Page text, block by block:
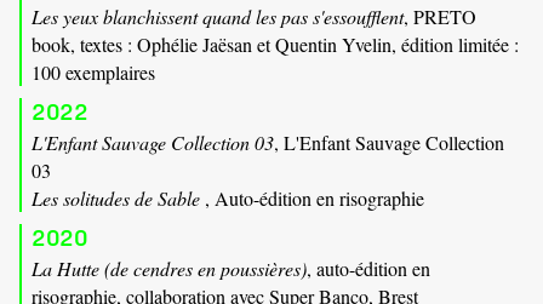
Les yeux blanchissent quand les pas s'essoufflent, PRETO
book, textes : Ophélie Jaësan et Quentin Yvelin, édition limitée :
100 exemplaires
2022
L'Enfant Sauvage Collection 03, L'Enfant Sauvage Collection
03
Les solitudes de Sable , Auto-édition en risographie
2020
La Hutte (de cendres en poussières), auto-édition en
risographie, collaboration avec Super Banco, Brest